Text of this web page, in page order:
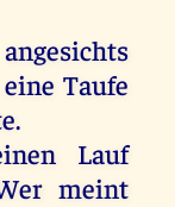
angesichts
eine Taufe
.
Lauf
meint